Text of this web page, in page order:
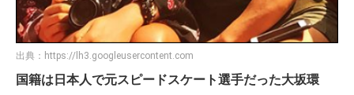
出典： https://lh3.googleusercontent.com
国籍は日本人で元スピードスケート選手だった大坂環